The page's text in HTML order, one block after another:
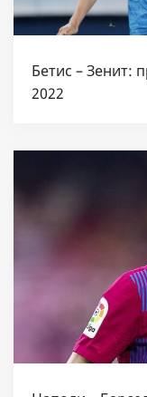
Бетис – Зенит:
2022